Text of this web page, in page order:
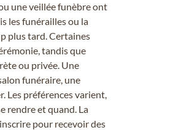
une veillée funèbre ont
les funérailles ou la
plus tard. Certaines
tandis que
ou privée. Une
funéraire, une
Les préférences varient,
rendre et quand. La
pour recevoir des